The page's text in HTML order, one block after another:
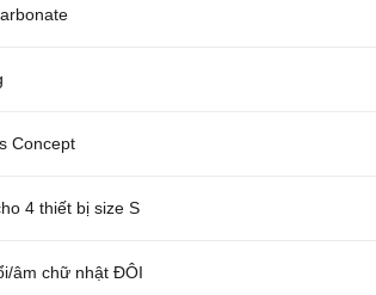
Concept
4 thiết bị size S
âm chữ nhật ĐÔI